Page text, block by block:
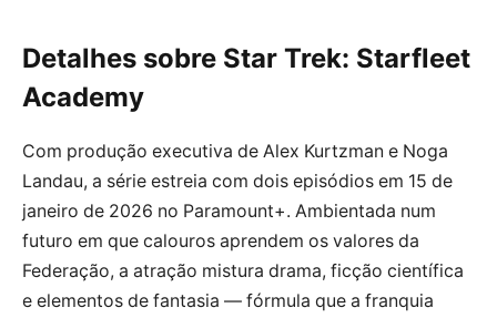
Detalhes sobre Star Trek: Starfleet
Academy
Com produção executiva de Alex Kurtzman e Noga
Landau, a série estreia com dois episódios em 15 de
janeiro de 2026 no Paramount+. Ambientada num
futuro em que calouros aprendem os valores da
Federação, a atração mistura drama, ficção científica
e elementos de fantasia — fórmula que a franquia